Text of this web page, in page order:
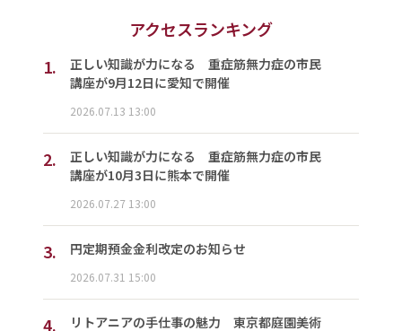
アクセスランキング
1.
正しい知識が力になる 重症筋無力症の市民
講座が9月12日に愛知で開催
2026.07.13 13:00
2.
正しい知識が力になる 重症筋無力症の市民
講座が10月3日に熊本で開催
2026.07.27 13:00
3. 円定期預金金利改定のお知らせ
2026.07.31 15:00
4.
リトアニアの手仕事の魅力 東京都庭園美術